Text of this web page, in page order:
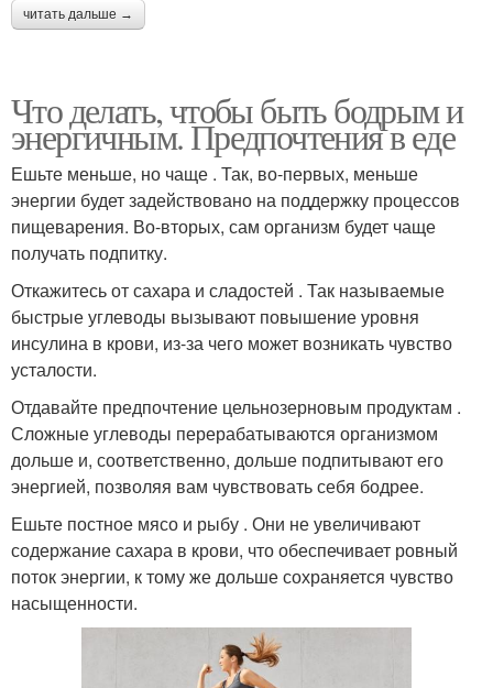
читать дальше →
Что делать, чтобы быть бодрым и
энергичным. Предпочтения в еде
Ешьте меньше, но чаще . Так, во-первых, меньше
энергии будет задействовано на поддержку процессов
пищеварения. Во-вторых, сам организм будет чаще
получать подпитку.
Откажитесь от сахара и сладостей . Так называемые
быстрые углеводы вызывают повышение уровня
инсулина в крови, из-за чего может возникать чувство
усталости.
Отдавайте предпочтение цельнозерновым продуктам .
Сложные углеводы перерабатываются организмом
дольше и, соответственно, дольше подпитывают его
энергией, позволяя вам чувствовать себя бодрее.
Ешьте постное мясо и рыбу . Они не увеличивают
содержание сахара в крови, что обеспечивает ровный
поток энергии, к тому же дольше сохраняется чувство
насыщенности.